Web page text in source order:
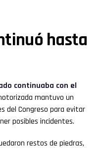
hasta
continuaba con el
mantuvo un
del Congreso para evitar
posibles incidentes.
restos de piedras,